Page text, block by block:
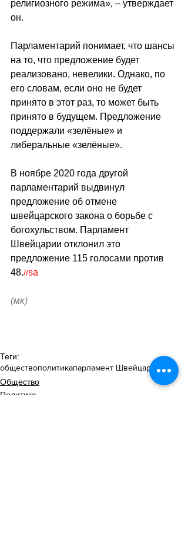
религиозного режима», – утверждает
он.
Парламентарий понимает, что шансы
на то, что предложение будет
реализовано, невелики. Однако, по
его словам, если оно не будет
принято в этот раз, то может быть
принято в будущем. Предложение
поддержали «зелёные» и
либеральные «зелёные».
В ноябре 2020 года другой
парламентарий выдвинул
предложение об отмене
швейцарского закона о борьбе с
богохульством. Парламент
Швейцарии отклонил это
предложение 115 голосами против
48.//sa
(мк)
Теги:
обществополитикапарламент Швейцарии
Общество
Политика